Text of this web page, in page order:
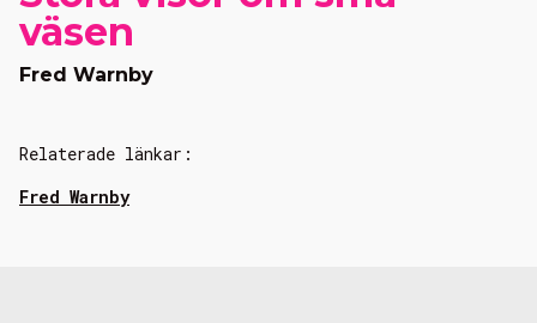
väsen
Fred Warnby
Relaterade länkar:
Fred Warnby